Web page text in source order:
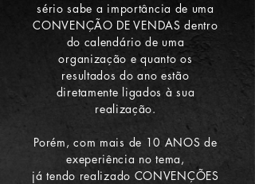
sério sabe a importância de uma
CONVENÇÃO DE VENDAS dentro
do calendário de uma
organização e quanto os
resultados do ano estão
diretamente ligados à sua
realização.
Porém, com mais de 10 ANOS de
exeperiência no tema,
já tendo realizado CONVENÇÕES